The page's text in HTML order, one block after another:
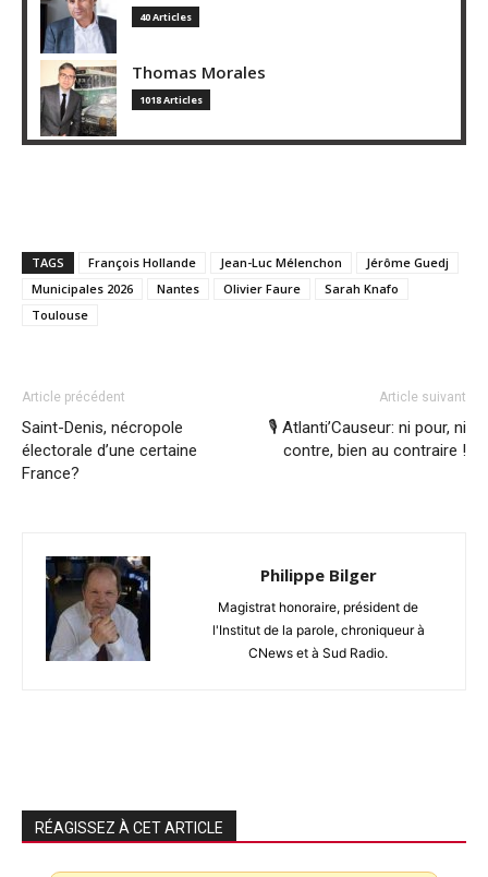
40 Articles
Thomas Morales
1018 Articles
TAGS François Hollande Jean-Luc Mélenchon
Jérôme Guedj
Municipales 2026
Nantes Olivier Faure
Sarah Knafo
Toulouse
Article précédent
Saint-Denis, nécropole
électorale d’une certaine
France?
Article suivant
🎙️ Atlanti’Causeur: ni pour, ni
contre, bien au contraire !
Philippe Bilger
Magistrat honoraire, président de
l'Institut de la parole, chroniqueur à
CNews et à Sud Radio.
RÉAGISSEZ À CET ARTICLE